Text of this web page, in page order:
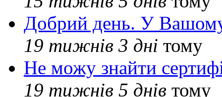
Добрий день. У Вашому
19 тижнів 3 дні тому
Не можу знайти
19 тижнів 5 днів тому